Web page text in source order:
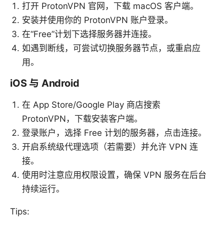
打开 ProtonVPN 官网，下载 macOS 客户端。
安装并使用你的 ProtonVPN 账户登录。
在“Free”计划下选择服务器并连接。
如遇到断线，可尝试切换服务器节点，或重启应
用。
iOS 与 Android
在 App Store/Google Play 商店搜索
ProtonVPN，下载安装客户端。
登录账户，选择 Free 计划的服务器，点击连接。
开启系统级代理选项（若需要）并允许 VPN 连
接。
使用时注意应用权限设置，确保 VPN 服务在后台
持续运行。
Tips: